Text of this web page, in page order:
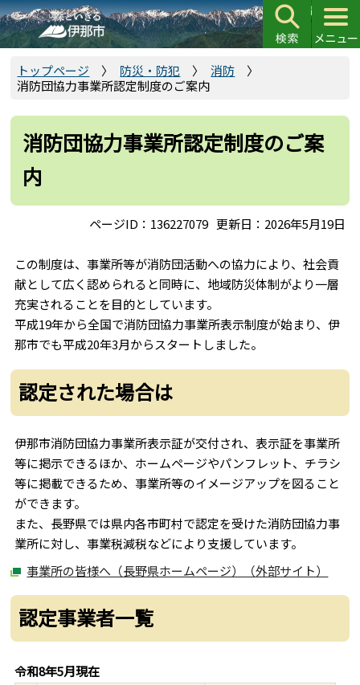
こ
の
ペ
トップページ 防災・防犯
消防
消防団協力事業所認定制度のご案内
消防団協力事業所認定制度のご案
内
ページID：136227079 更新日：2026年5月19日
この制度は、事業所等が消防団活動への協力により、社会貢
献として広く認められると同時に、地域防災体制がより一層
充実されることを目的としています。
平成19年から全国で消防団協力事業所表示制度が始まり、伊
那市でも平成20年3月からスタートしました。
認定された場合は
伊那市消防団協力事業所表示証が交付され、表示証を事業所
等に掲示できるほか、ホームページやパンフレット、チラシ
等に掲載できるため、事業所等のイメージアップを図ること
ができます。
また、長野県では県内各市町村で認定を受けた消防団協力事
業所に対し、事業税減税などにより支援しています。
事業所の皆様へ（長野県ホームページ）（外部サイト）
認定事業者一覧
令和8年5月現在